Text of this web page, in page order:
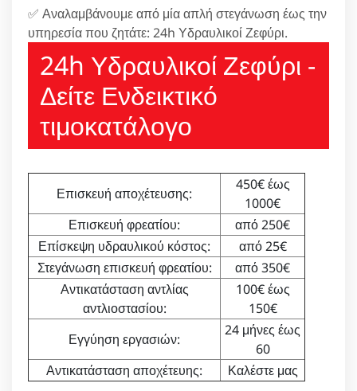
✅ Αναλαμβάνουμε από μία απλή στεγάνωση έως την
υπηρεσία που ζητάτε: 24h Υδραυλικοί Ζεφύρι.
24h Υδραυλικοί Ζεφύρι -
Δείτε Ενδεικτικό
τιμοκατάλογο
Επισκευή αποχέτευσης:
450€ έως
1000€
Επισκευή φρεατίου:
από 250€
Επίσκεψη υδραυλικού κόστος:
από 25€
Στεγάνωση επισκευή φρεατίου:
από 350€
Αντικατάσταση αντλίας
αντλιοστασίου:
100€ έως
150€
Εγγύηση εργασιών:
24 μήνες έως
60
Αντικατάσταση αποχέτευης:
Καλέστε μας